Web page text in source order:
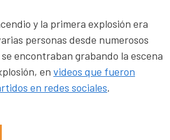
y la primera explosión era
personas desde numerosos
encontraban grabando la escena
en videos que fueron
en redes sociales.